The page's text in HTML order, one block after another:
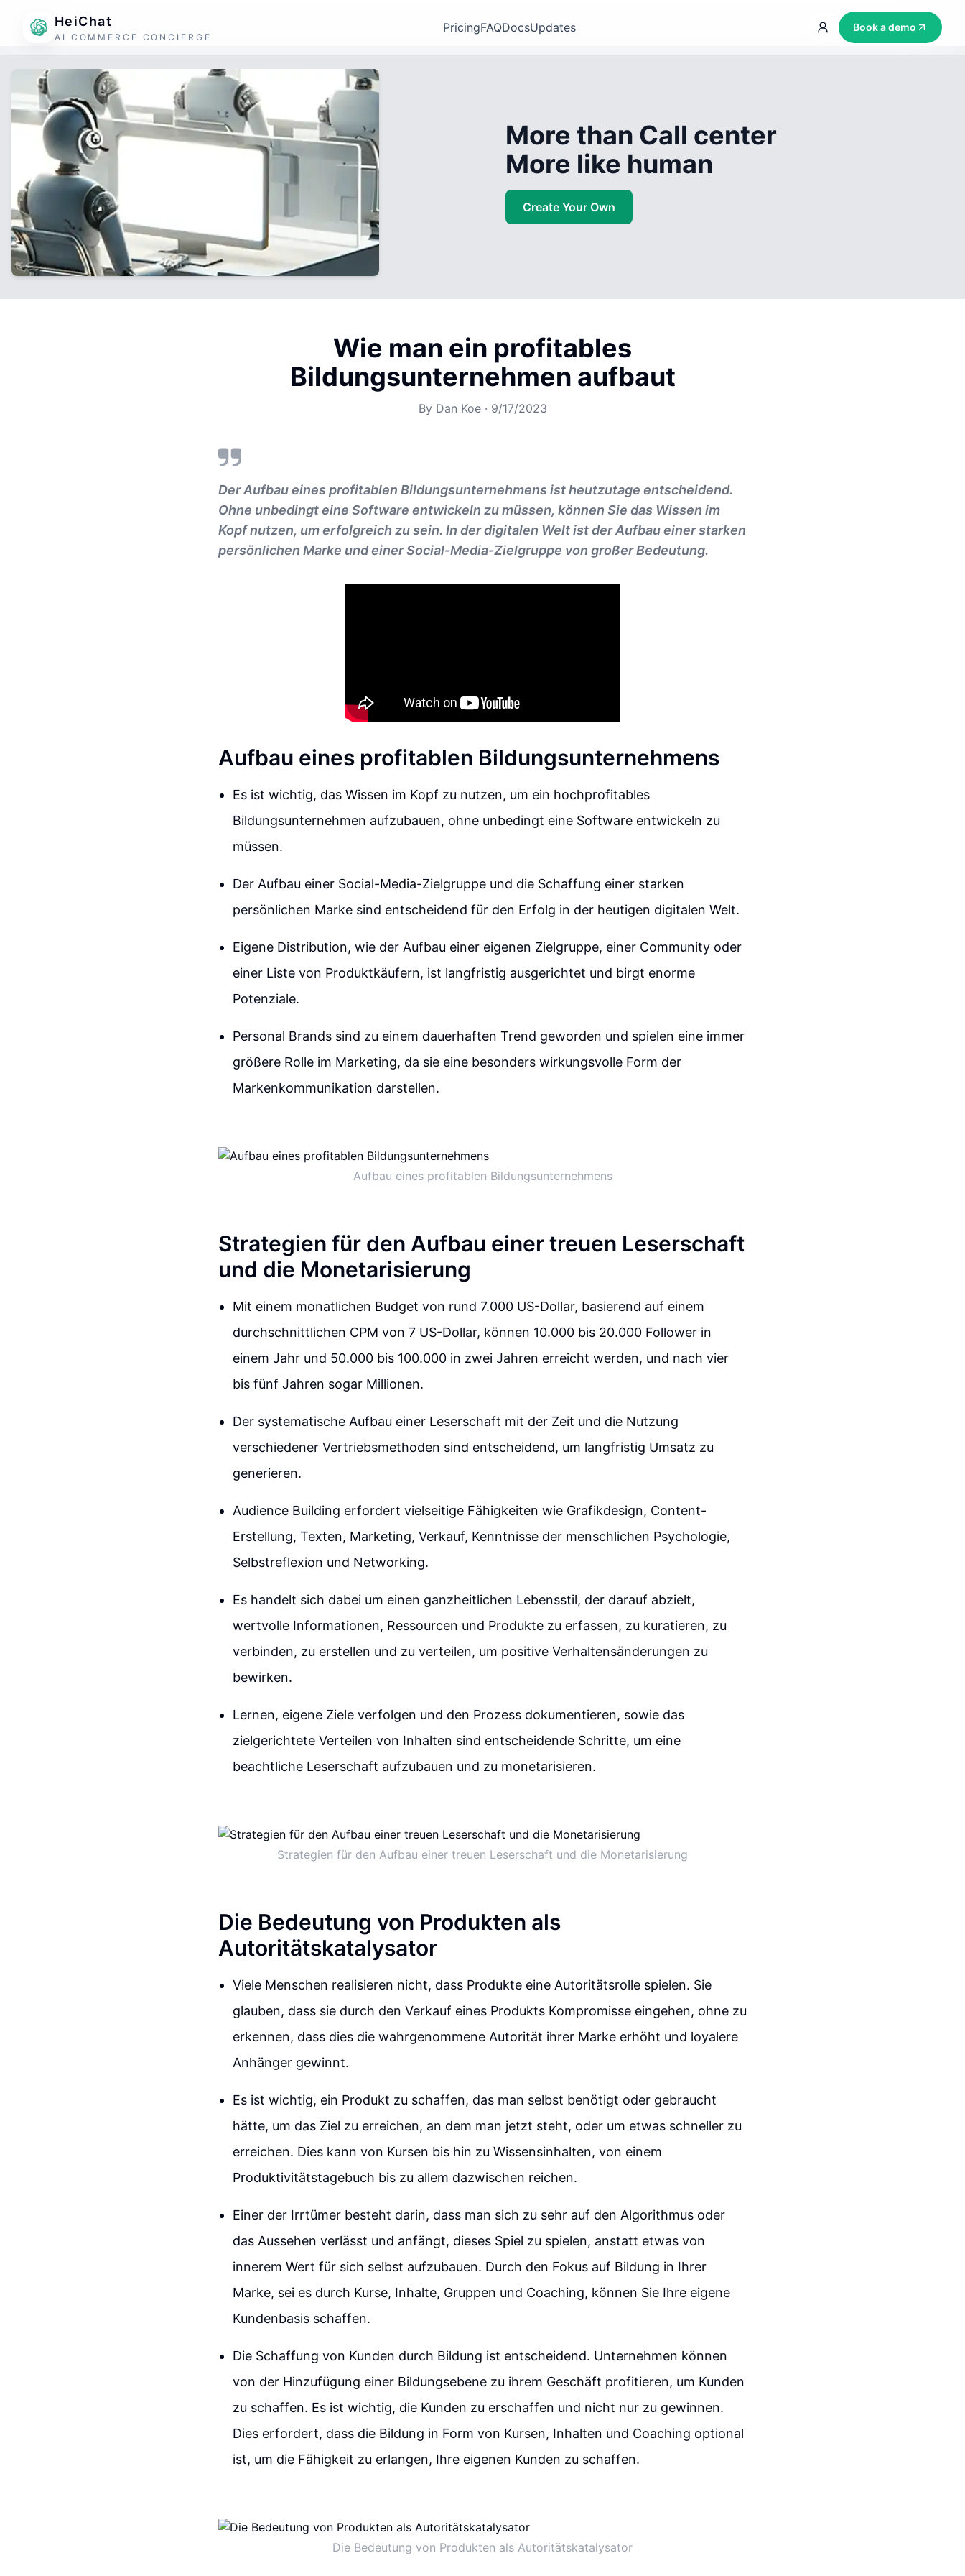
HeiChat
AI COMMERCE CONCIERGE
PricingFAQDocsUpdates Book a demo
More than Call center
More like human
Create Your Own
Wie man ein profitables
Bildungsunternehmen aufbaut
By Dan Koe· 9/17/2023
Der Aufbau eines profitablen Bildungsunternehmens ist heutzutage entscheidend.
Ohne unbedingt eine Software entwickeln zu müssen, können Sie das Wissen im
Kopf nutzen, um erfolgreich zu sein. In der digitalen Welt ist der Aufbau einer starken
persönlichen Marke und einer Social-Media-Zielgruppe von großer Bedeutung.
Aufbau eines profitablen Bildungsunternehmens
Es ist wichtig, das Wissen im Kopf zu nutzen, um ein hochprofitables
Bildungsunternehmen aufzubauen, ohne unbedingt eine Software entwickeln zu
müssen.
Der Aufbau einer Social-Media-Zielgruppe und die Schaffung einer starken
persönlichen Marke sind entscheidend für den Erfolg in der heutigen digitalen Welt.
Eigene Distribution, wie der Aufbau einer eigenen Zielgruppe, einer Community oder
einer Liste von Produktkäufern, ist langfristig ausgerichtet und birgt enorme
Potenziale.
Personal Brands sind zu einem dauerhaften Trend geworden und spielen eine immer
größere Rolle im Marketing, da sie eine besonders wirkungsvolle Form der
Markenkommunikation darstellen.
Aufbau eines profitablen Bildungsunternehmens
Strategien für den Aufbau einer treuen Leserschaft
und die Monetarisierung
Mit einem monatlichen Budget von rund 7.000 US-Dollar, basierend auf einem
durchschnittlichen CPM von 7 US-Dollar, können 10.000 bis 20.000 Follower in
einem Jahr und 50.000 bis 100.000 in zwei Jahren erreicht werden, und nach vier
bis fünf Jahren sogar Millionen.
Der systematische Aufbau einer Leserschaft mit der Zeit und die Nutzung
verschiedener Vertriebsmethoden sind entscheidend, um langfristig Umsatz zu
generieren.
Audience Building erfordert vielseitige Fähigkeiten wie Grafikdesign, Content-
Erstellung, Texten, Marketing, Verkauf, Kenntnisse der menschlichen Psychologie,
Selbstreflexion und Networking.
Es handelt sich dabei um einen ganzheitlichen Lebensstil, der darauf abzielt,
wertvolle Informationen, Ressourcen und Produkte zu erfassen, zu kuratieren, zu
verbinden, zu erstellen und zu verteilen, um positive Verhaltensänderungen zu
bewirken.
Lernen, eigene Ziele verfolgen und den Prozess dokumentieren, sowie das
zielgerichtete Verteilen von Inhalten sind entscheidende Schritte, um eine
beachtliche Leserschaft aufzubauen und zu monetarisieren.
Strategien für den Aufbau einer treuen Leserschaft und die Monetarisierung
Die Bedeutung von Produkten als
Autoritätskatalysator
Viele Menschen realisieren nicht, dass Produkte eine Autoritätsrolle spielen. Sie
glauben, dass sie durch den Verkauf eines Produkts Kompromisse eingehen, ohne zu
erkennen, dass dies die wahrgenommene Autorität ihrer Marke erhöht und loyalere
Anhänger gewinnt.
Es ist wichtig, ein Produkt zu schaffen, das man selbst benötigt oder gebraucht
hätte, um das Ziel zu erreichen, an dem man jetzt steht, oder um etwas schneller zu
erreichen. Dies kann von Kursen bis hin zu Wissensinhalten, von einem
Produktivitätstagebuch bis zu allem dazwischen reichen.
Einer der Irrtümer besteht darin, dass man sich zu sehr auf den Algorithmus oder
das Aussehen verlässt und anfängt, dieses Spiel zu spielen, anstatt etwas von
innerem Wert für sich selbst aufzubauen. Durch den Fokus auf Bildung in Ihrer
Marke, sei es durch Kurse, Inhalte, Gruppen und Coaching, können Sie Ihre eigene
Kundenbasis schaffen.
Die Schaffung von Kunden durch Bildung ist entscheidend. Unternehmen können
von der Hinzufügung einer Bildungsebene zu ihrem Geschäft profitieren, um Kunden
zu schaffen. Es ist wichtig, die Kunden zu erschaffen und nicht nur zu gewinnen.
Dies erfordert, dass die Bildung in Form von Kursen, Inhalten und Coaching optional
ist, um die Fähigkeit zu erlangen, Ihre eigenen Kunden zu schaffen.
Die Bedeutung von Produkten als Autoritätskatalysator